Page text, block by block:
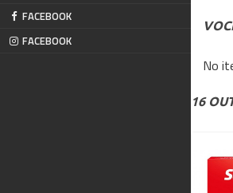
FACEBOOK
FACEBOOK
No
16